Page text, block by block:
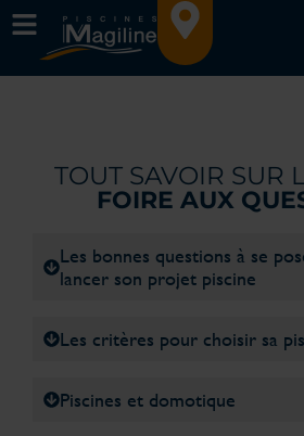
TOUT SAVOIR SUR
FOIRE AUX
Les bonnes questions à se
lancer son projet piscine
Les critères pour choisir sa
Piscines et domotique